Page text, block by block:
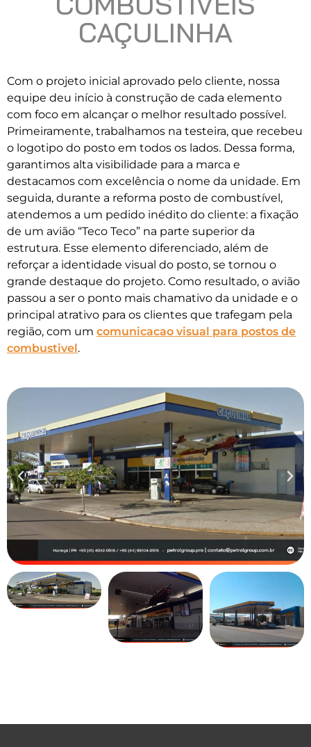
CAÇULINHA
Com o projeto inicial aprovado pelo cliente, nossa
equipe deu início à construção de cada elemento
com foco em alcançar o melhor resultado possível.
Primeiramente, trabalhamos na testeira, que recebeu
o logotipo do posto em todos os lados. Dessa forma,
garantimos alta visibilidade para a marca e
destacamos com excelência o nome da unidade. Em
seguida, durante a reforma posto de combustível,
atendemos a um pedido inédito do cliente: a fixação
de um avião “Teco Teco” na parte superior da
estrutura. Esse elemento diferenciado, além de
reforçar a identidade visual do posto, se tornou o
grande destaque do projeto. Como resultado, o avião
passou a ser o ponto mais chamativo da unidade e o
principal atrativo para os clientes que trafegam pela
região, com um comunicacao visual para postos de
combustivel.